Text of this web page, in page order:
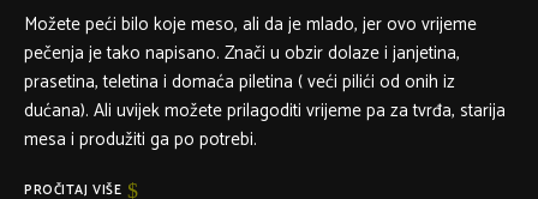
Možete peći bilo koje meso, ali da je mlado, jer ovo vrijeme
pečenja je tako napisano. Znači u obzir dolaze i janjetina,
prasetina, teletina i domaća piletina ( veći pilići od onih iz
dućana). Ali uvijek možete prilagoditi vrijeme pa za tvrđa, starija
mesa i produžiti ga po potrebi.
PROČITAJ VIŠE